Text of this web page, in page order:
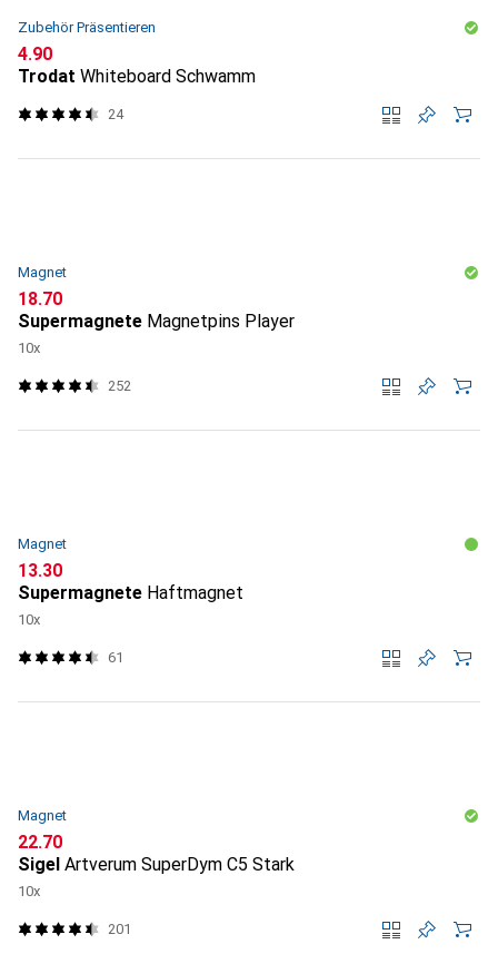
Zubehör Präsentieren
CHF
4.90
Trodat Whiteboard Schwamm
24
Magnet
CHF
18.70
Supermagnete Magnetpins Player
10x
252
Magnet
CHF
13.30
Supermagnete Haftmagnet
10x
61
Magnet
CHF
22.70
Sigel Artverum SuperDym C5 Stark
10x
201